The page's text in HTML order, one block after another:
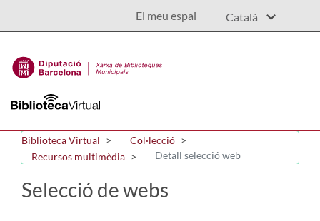
El meu espai
Biblioteca Virtual
Col·lecció
Recursos multimèdia
Detall selecció web
Selecció de webs